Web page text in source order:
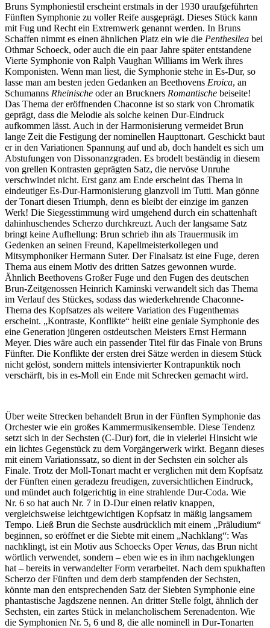
Bruns Symphoniestil erscheint erstmals in der 1930 uraufgeführten
Fünften Symphonie zu voller Reife ausgeprägt. Dieses Stück kann
mit Fug und Recht ein Extremwerk genannt werden. In Bruns
Schaffen nimmt es einen ähnlichen Platz ein wie die Penthesilea bei
Othmar Schoeck, oder auch die ein paar Jahre später entstandene
Vierte Symphonie von Ralph Vaughan Williams im Werk ihres
Komponisten. Wenn man liest, die Symphonie stehe in Es-Dur, so
lasse man am besten jeden Gedanken an Beethovens Eroica, an
Schumanns Rheinische oder an Bruckners Romantische beiseite!
Das Thema der eröffnenden Chaconne ist so stark von Chromatik
geprägt, dass die Melodie als solche keinen Dur-Eindruck
aufkommen lässt. Auch in der Harmonisierung vermeidet Brun
lange Zeit die Festigung der nominellen Haupttonart. Geschickt baut
er in den Variationen Spannung auf und ab, doch handelt es sich um
Abstufungen von Dissonanzgraden. Es brodelt beständig in diesem
von grellen Kontrasten geprägten Satz, die nervöse Unruhe
verschwindet nicht. Erst ganz am Ende erscheint das Thema in
eindeutiger Es-Dur-Harmonisierung glanzvoll im Tutti. Man gönne
der Tonart diesen Triumph, denn es bleibt der einzige im ganzen
Werk! Die Siegesstimmung wird umgehend durch ein schattenhaft
dahinhuschendes Scherzo durchkreuzt. Auch der langsame Satz
bringt keine Aufhellung: Brun schrieb ihn als Trauermusik im
Gedenken an seinen Freund, Kapellmeisterkollegen und
Mitsymphoniker Hermann Suter. Der Finalsatz ist eine Fuge, deren
Thema aus einem Motiv des dritten Satzes gewonnen wurde.
Ähnlich Beethovens Großer Fuge und den Fugen des deutschen
Brun-Zeitgenossen Heinrich Kaminski verwandelt sich das Thema
im Verlauf des Stückes, sodass das wiederkehrende Chaconne-
Thema des Kopfsatzes als weitere Variation des Fugenthemas
erscheint. „Kontraste, Konflikte“ heißt eine geniale Symphonie des
eine Generation jüngeren ostdeutschen Meisters Ernst Hermann
Meyer. Dies wäre auch ein passender Titel für das Finale von Bruns
Fünfter. Die Konflikte der ersten drei Sätze werden in diesem Stück
nicht gelöst, sondern mittels intensivierter Kontrapunktik noch
verschärft, bis in es-Moll ein Ende mit Schrecken gemacht wird.
Über weite Strecken behandelt Brun in der Fünften Symphonie das
Orchester wie ein großes Kammermusikensemble. Diese Tendenz
setzt sich in der Sechsten (C-Dur) fort, die in vielerlei Hinsicht wie
ein lichtes Gegenstück zu dem Vorgängerwerk wirkt. Begann dieses
mit einem Variationssatz, so dient in der Sechsten ein solcher als
Finale. Trotz der Moll-Tonart macht er verglichen mit dem Kopfsatz
der Fünften einen geradezu freudigen, zuversichtlichen Eindruck,
und mündet auch folgerichtig in eine strahlende Dur-Coda. Wie
Nr. 6 so hat auch Nr. 7 in D-Dur einen relativ knappen,
vergleichsweise leichtgewichtigen Kopfsatz in mäßig langsamem
Tempo. Ließ Brun die Sechste ausdrücklich mit einem „Präludium“
beginnen, so eröffnet er die Siebte mit einem „Nachklang“: Was
nachklingt, ist ein Motiv aus Schoecks Oper Venus, das Brun nicht
wörtlich verwendet, sondern – eben wie es in ihm nachgeklungen
hat – bereits in verwandelter Form verarbeitet. Nach dem spukhaften
Scherzo der Fünften und dem derb stampfenden der Sechsten,
könnte man den entsprechenden Satz der Siebten Symphonie eine
phantastische Jagdszene nennen. An dritter Stelle folgt, ähnlich der
Sechsten, ein zartes Stück in melancholischem Serenadenton. Wie
die Symphonien Nr. 5, 6 und 8, die alle nominell in Dur-Tonarten